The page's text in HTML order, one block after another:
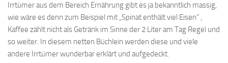
Irrtümer aus dem Bereich Ernährung gibt es ja bekanntlich massig,
wie wäre es denn zum Beispiel mit „Spinat enthält viel Eisen“ ,
Kaffee zählt nicht als Getränk im Sinne der 2 Liter am Tag Regel und
so weiter. In diesem netten Büchlein werden diese und viele
andere Irrtümer wunderbar erklärt und aufgedeckt.